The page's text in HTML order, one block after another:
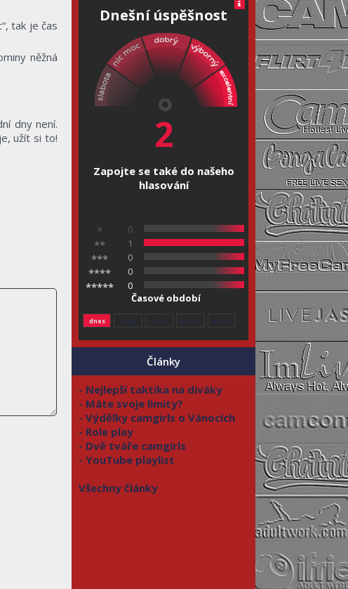
tak je čas
něžná
dny není.
užít si to!
Dnešní úspěšnost
2
Zapojte se také do našeho
hlasování
* 0
** 1
*** 0
**** 0
*****
0
Časové období
dnes 3 dny 10 dnů 30 dnů 90 dnů
Články
- Nejlepší taktika na diváky
- Máte svoje limity?
- Výdělky camgirls o Vánocích
- Role play
- Dvě tváře camgirls
- YouTube playlist
Všechny články